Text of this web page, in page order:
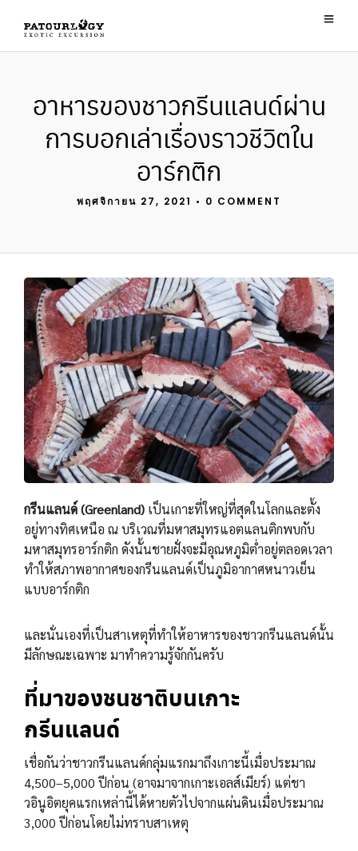
อาหารของชาวกรีนแลนด์ผ่าน
การบอกเล่าเรื่องราวชีวิตใน
อาร์กติก
พฤศจิกายน 27, 2021 • 0 COMMENT
กรีนแลนด์ (Greenland) เป็นเกาะที่ใหญ่ที่สุดในโลกและตั้ง
อยู่ทางทิศเหนือ ณ บริเวณที่มหาสมุทรแอตแลนติกพบกับ
มหาสมุทรอาร์กติก ดังนั้นชายฝั่งจะมีอุณหภูมิต่ำอยู่ตลอดเวลา
ทำให้สภาพอากาศของกรีนแลนด์เป็นภูมิอากาศหนาวเย็น
แบบอาร์กติก
และนั่นเองที่เป็นสาเหตุที่ทำให้อาหารของชาวกรีนแลนด์นั้น
มีลักษณะเฉพาะ มาทำความรู้จักกันครับ
ที่มาของชนชาติบนเกาะ
กรีนแลนด์
เชื่อกันว่าชาวกรีนแลนด์กลุ่มแรกมาถึงเกาะนี้เมื่อประมาณ
4,500–5,000 ปีก่อน (อาจมาจากเกาะเอลส์เมียร์) แต่ชา
วอินูอิตยุคแรกเหล่านี้ได้หายตัวไปจากแผ่นดินเมื่อประมาณ
3,000 ปีก่อนโดยไม่ทราบสาเหตุ